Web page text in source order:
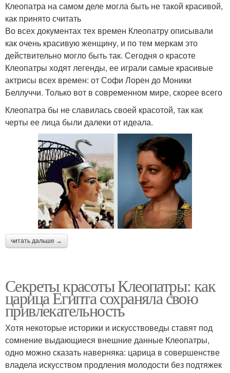
Клеопатра на самом деле могла быть не такой красивой,
как принято считать
Во всех документах тех времен Клеопатру описывали
как очень красивую женщину, и по тем меркам это
действительно могло быть так. Сегодня о красоте
Клеопатры ходят легенды, ее играли самые красивые
актрисы всех времен: от Софи Лорен до Моники
Беллуччи. Только вот в современном мире, скорее всего
Клеопатра бы не славилась своей красотой, так как
черты ее лица были далеки от идеала.
читать дальше →
Секреты красоты Клеопатры: как
царица Египта сохраняла свою
привлекательность
Хотя некоторые историки и искусствоведы ставят под
сомнение выдающиеся внешние данные Клеопатры,
одно можно сказать наверняка: царица в совершенстве
владела искусством продления молодости без подтяжек